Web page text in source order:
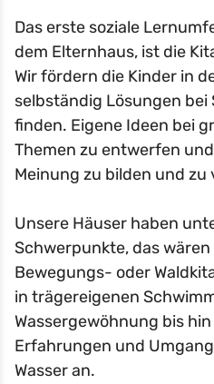
Das erste soziale
dem Elternhaus, ist die
Wir fördern die Kinder in
selbständig Lösungen bei
finden. Eigene Ideen bei
Themen zu entwerfen
Meinung zu bilden und zu
Unsere Häuser haben
Schwerpunkte, das
Bewegungs- oder
in trägereigenen
Wassergewöhnung bis
Erfahrungen und
Wasser an.